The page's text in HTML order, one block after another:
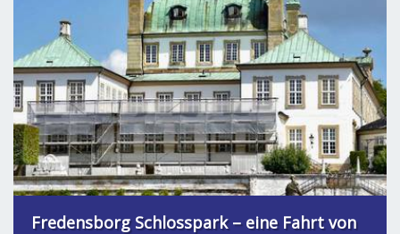
Fredensborg Schlosspark – eine Fahrt von